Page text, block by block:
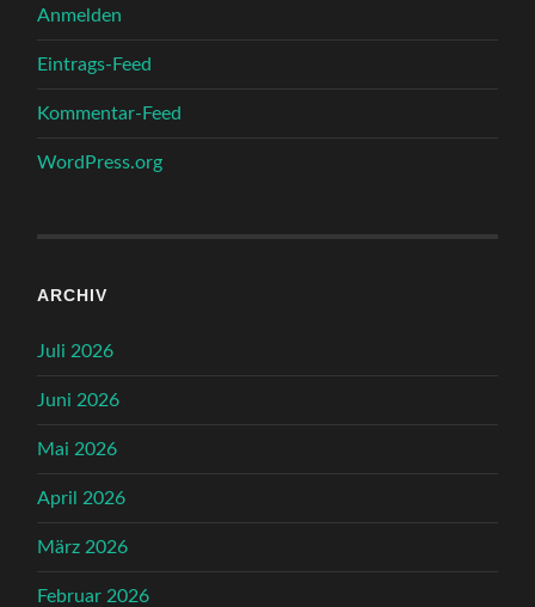
Anmelden
Eintrags-Feed
Kommentar-Feed
WordPress.org
ARCHIV
Juli 2026
Juni 2026
Mai 2026
April 2026
März 2026
Februar 2026